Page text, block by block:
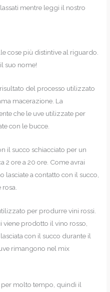
mentre leggi il nostro
cose più distintive al riguardo.
suo nome!
del processo utilizzato
macerazione. La
che le uve utilizzate per
con le bucce.
il succo schiacciato per un
2 ore a 20 ore. Come avrai
a contatto con il succo,
per produrre vini rossi.
prodotto il vino rosso,
con il succo durante il
rimangono nel mix
per molto tempo, quindi il